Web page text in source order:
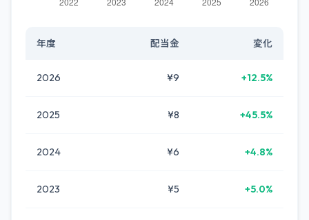
年度 配当金 変化
2026 ¥9 +12.5%
2025 ¥8 +45.5%
2024 ¥6 +4.8%
2023 ¥5 +5.0%